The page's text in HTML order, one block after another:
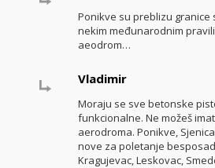
Ponikve su preblizu granice
nekim međunarodnim
aeodrom…
Vladimir
Moraju se sve betonske
funkcionalne. Ne možeš
aerodroma. Ponikve,
nove za poletanje
Kragujevac, Leskovac,